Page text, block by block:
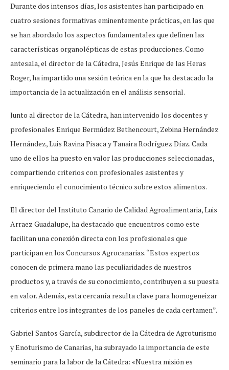
Durante dos intensos días, los asistentes han participado en
cuatro sesiones formativas eminentemente prácticas, en las que
se han abordado los aspectos fundamentales que definen las
características organolépticas de estas producciones. Como
antesala, el director de la Cátedra, Jesús Enrique de las Heras
Roger, ha impartido una sesión teórica en la que ha destacado la
importancia de la actualización en el análisis sensorial.
Junto al director de la Cátedra, han intervenido los docentes y
profesionales Enrique Bermúdez Bethencourt, Zebina Hernández
Hernández, Luis Ravina Pisaca y Tanaira Rodríguez Díaz. Cada
uno de ellos ha puesto en valor las producciones seleccionadas,
compartiendo criterios con profesionales asistentes y
enriqueciendo el conocimiento técnico sobre estos alimentos.
El director del Instituto Canario de Calidad Agroalimentaria, Luis
Arraez Guadalupe, ha destacado que encuentros como este
facilitan una conexión directa con los profesionales que
participan en los Concursos Agrocanarias. “Estos expertos
conocen de primera mano las peculiaridades de nuestros
productos y, a través de su conocimiento, contribuyen a su puesta
en valor. Además, esta cercanía resulta clave para homogeneizar
criterios entre los integrantes de los paneles de cada certamen”.
Gabriel Santos García, subdirector de la Cátedra de Agroturismo
y Enoturismo de Canarias, ha subrayado la importancia de este
seminario para la labor de la Cátedra: «Nuestra misión es